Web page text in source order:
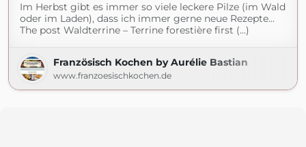
Im Herbst gibt es immer so viele leckere Pilze (im Wald
oder im Laden), dass ich immer gerne neue Rezepte...
The post Waldterrine – Terrine forestière first (...)
Französisch Kochen by Aurélie Bastian
www.franzoesischkochen.de